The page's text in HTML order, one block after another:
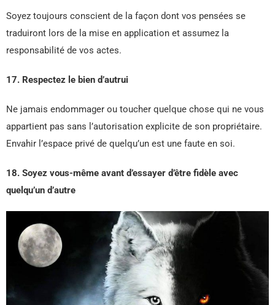
Soyez toujours conscient de la façon dont vos pensées se
traduiront lors de la mise en application et assumez la
responsabilité de vos actes.
17. Respectez le bien d’autrui
Ne jamais endommager ou toucher quelque chose qui ne vous
appartient pas sans l’autorisation explicite de son propriétaire.
Envahir l’espace privé de quelqu’un est une faute en soi.
18. Soyez vous-même avant d’essayer d’être fidèle avec
quelqu’un d’autre